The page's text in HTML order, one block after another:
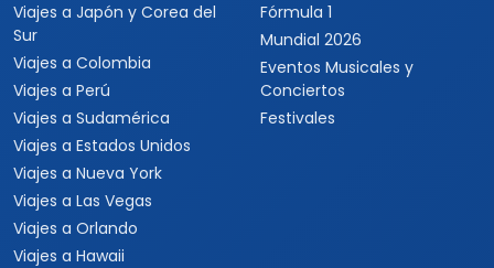
Viajes a Japón y Corea del
Sur
Viajes a Colombia
Viajes a Perú
Viajes a Sudamérica
Viajes a Estados Unidos
Viajes a Nueva York
Viajes a Las Vegas
Viajes a Orlando
Viajes a Hawaii
Fórmula 1
Mundial 2026
Eventos Musicales y
Conciertos
Festivales